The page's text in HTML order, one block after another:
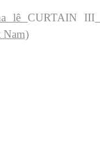
lê CURTAIN III
Nam)